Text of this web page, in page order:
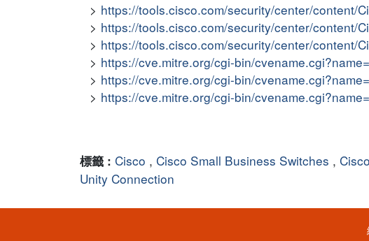
https://tools.cisco.com/security/center/content/
https://tools.cisco.com/security/center/content/
https://tools.cisco.com/security/center/content/
https://cve.mitre.org/cgi-bin/
https://cve.mitre.org/cgi-bin/
https://cve.mitre.org/cgi-bin/
標籤 : Cisco , Cisco Small Business Switches ,
Unity Connection